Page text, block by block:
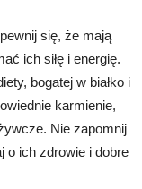
się, że mają
ich siłę i energię.
bogatej w białko i
karmienie,
Nie zapomnij
o ich zdrowie i dobre